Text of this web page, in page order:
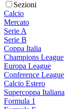
Sezioni
Calcio
Mercato
Serie A
Serie B
Coppa Italia
Champions League
Europa League
Conference League
Calcio Estero
Supercoppa Italiana
Formula 1